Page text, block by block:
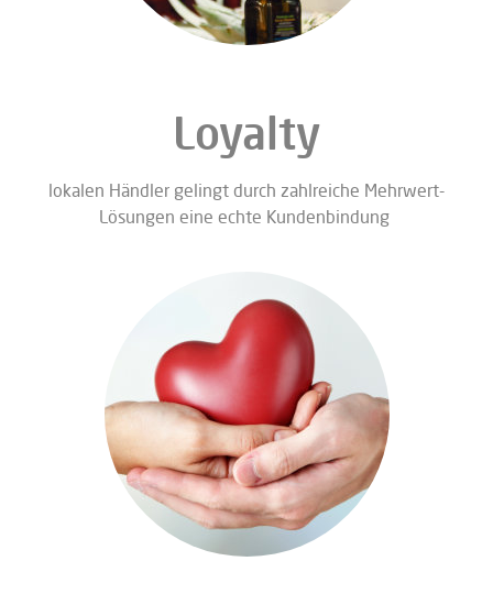
Loyalty
lokalen Händler gelingt durch zahlreiche Mehrwert-
Lösungen eine echte Kundenbindung